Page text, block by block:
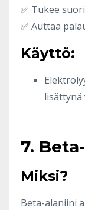
✅ Tukee
✅ Auttaa
Käyttö:
lisättynä
7.
Miksi?
Beta-alaniini